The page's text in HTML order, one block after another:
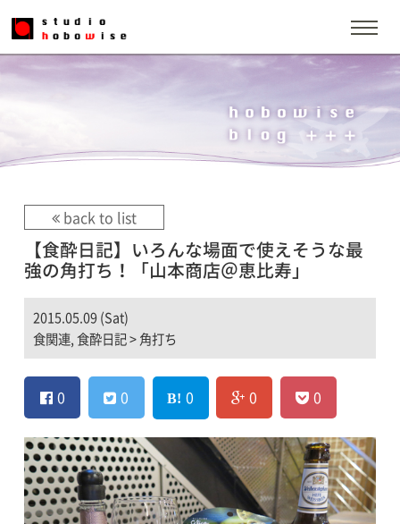
back to list
【食酔日記】いろんな場面で使えそうな最
強の角打ち！「山本商店＠恵比寿」
2015.05.09 (Sat)
食関連,食酔日記>角打ち
0 0 0 0 0